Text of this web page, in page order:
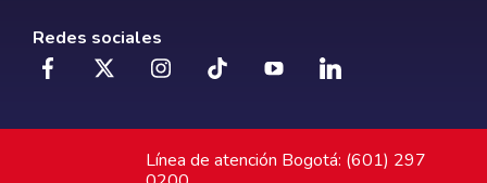
Redes sociales
Línea de atención Bogotá: (601) 297